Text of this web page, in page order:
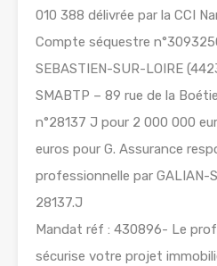
010 388 délivrée par la CCI
Compte séquestre
SEBASTIEN-SUR-LOIRE
SMABTP – 89 rue de la
n°28137 J pour 2 000 000
euros pour G. Assurance
professionnelle par GALIAN-
28137.J
Mandat réf : 430896- Le
sécurise votre projet